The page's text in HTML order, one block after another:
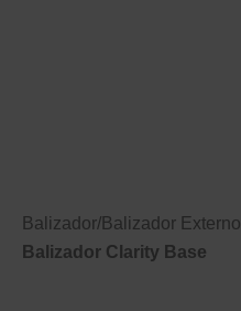
Balizador/Balizador Externo
Balizador Clarity Base